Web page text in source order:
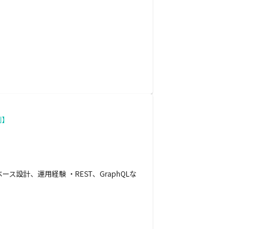
ス設計、運用経験 ・REST、GraphQLな